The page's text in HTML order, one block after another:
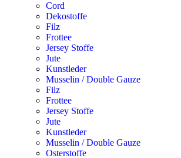
Cord
Dekostoffe
Filz
Frottee
Jersey Stoffe
Jute
Kunstleder
Musselin / Double Gauze
Filz
Frottee
Jersey Stoffe
Jute
Kunstleder
Musselin / Double Gauze
Osterstoffe